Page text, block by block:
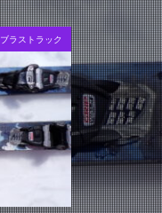
ブラストラック